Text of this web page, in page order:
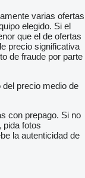
WEBSITE:
AND VIDEO TO
CONTACT
varias ofertas
elegido. Si el
que el de ofertas
precio significativa
de fraude por parte
precio medio de
con prepago. Si no
pida fotos
la autenticidad de